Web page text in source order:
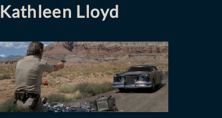
Kathleen Lloyd